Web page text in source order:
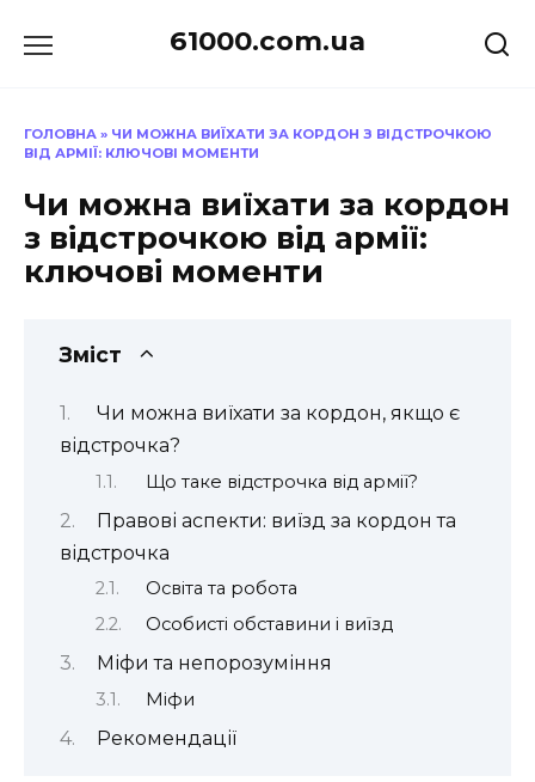
до
61000.com.ua
ГОЛОВНА » ЧИ МОЖНА ВИЇХАТИ ЗА КОРДОН З ВІДСТРОЧКОЮ
ВІД АРМІЇ: КЛЮЧОВІ МОМЕНТИ
Чи можна виїхати за кордон
з відстрочкою від армії:
ключові моменти
Зміст
Чи можна виїхати за кордон, якщо є
відстрочка?
Що таке відстрочка від армії?
Правові аспекти: виїзд за кордон та
відстрочка
Освіта та робота
Особисті обставини і виїзд
Міфи та непорозуміння
Міфи
Рекомендації